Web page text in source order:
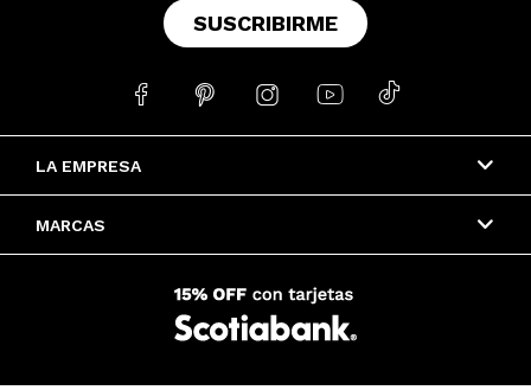
LA EMPRESA
MARCAS
SUSCRIBIRME
    